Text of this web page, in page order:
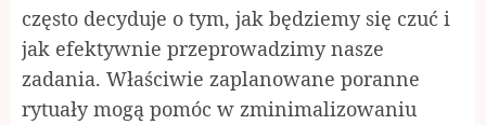
często decyduje o tym, jak będziemy się czuć i
jak efektywnie przeprowadzimy nasze
zadania. Właściwie zaplanowane poranne
rytuały mogą pomóc w zminimalizowaniu